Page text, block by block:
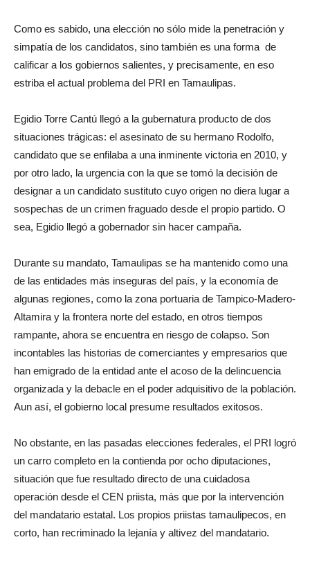
Como es sabido, una elección no sólo mide la penetración y
simpatía de los candidatos, sino también es una forma de
calificar a los gobiernos salientes, y precisamente, en eso
estriba el actual problema del PRI en Tamaulipas.
Egidio Torre Cantú llegó a la gubernatura producto de dos
situaciones trágicas: el asesinato de su hermano Rodolfo,
candidato que se enfilaba a una inminente victoria en 2010, y
por otro lado, la urgencia con la que se tomó la decisión de
designar a un candidato sustituto cuyo origen no diera lugar a
sospechas de un crimen fraguado desde el propio partido. O
sea, Egidio llegó a gobernador sin hacer campaña.
Durante su mandato, Tamaulipas se ha mantenido como una
de las entidades más inseguras del país, y la economía de
algunas regiones, como la zona portuaria de Tampico-Madero-
Altamira y la frontera norte del estado, en otros tiempos
rampante, ahora se encuentra en riesgo de colapso. Son
incontables las historias de comerciantes y empresarios que
han emigrado de la entidad ante el acoso de la delincuencia
organizada y la debacle en el poder adquisitivo de la población.
Aun así, el gobierno local presume resultados exitosos.
No obstante, en las pasadas elecciones federales, el PRI logró
un carro completo en la contienda por ocho diputaciones,
situación que fue resultado directo de una cuidadosa
operación desde el CEN priista, más que por la intervención
del mandatario estatal. Los propios priistas tamaulipecos, en
corto, han recriminado la lejanía y altivez del mandatario.